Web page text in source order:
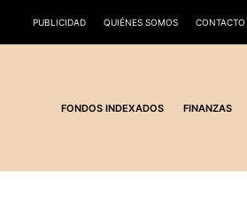
PUBLICIDAD QUIÉNES SOMOS CONTACTO
FONDOS INDEXADOS FINANZAS